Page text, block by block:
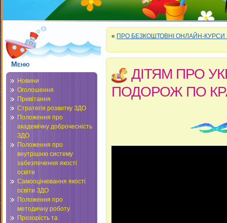
Меню
Новини
Оголошення
Привітання
Стратегія розвитку ЗДО
Положення про
академічну доброчесність
ЗДО
Положення про
внутрішню систему
забезпечення якості
освіти
Самооцінювання якості
освіти ЗДО
Положення про
методичну роботу
Прозорість та
« ПРО БЕЗКОШТОВНІ ОНЛАЙН-КУРСИ
ДІТЯМ ПРО
ПОДОРОЖ ПО